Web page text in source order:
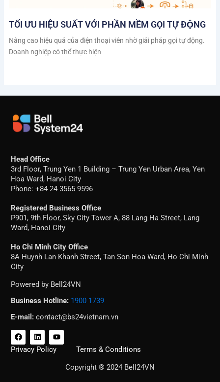
TỐI ƯU HIỆU SUẤT VỚI PHẦN MỀM GỌI TỰ ĐỘNG
Nâng cao hiệu quả của điện thoại viên nhờ giải pháp gọi tự động.
Doanh nghiệp có thể thực hiện
Head Office
3rd Floor, Trung Yen 1 Building – Trung Yen Urban Area, Yen
Hoa Ward, Hanoi City
Phone: +84 24 3565 9596
Registered Business Office
P901, 9th Floor, Sky City Tower A, 88 Lang Ha Street, Lang
Ward, Hanoi City
Ho Chi Minh City Office
8A Huynh Lan Khanh Street, Tan Son Hoa Ward, Ho Chi Minh
City
Powered by Bell24VN
Business Hotline: 1900 1739
E-mail: contact@bs24vietnam.vn
F
a
c
e
L
i
n
k
Y
o
u
Privacy Policy
Terms & Conditions
Copyright ® 2024 Bell24VN